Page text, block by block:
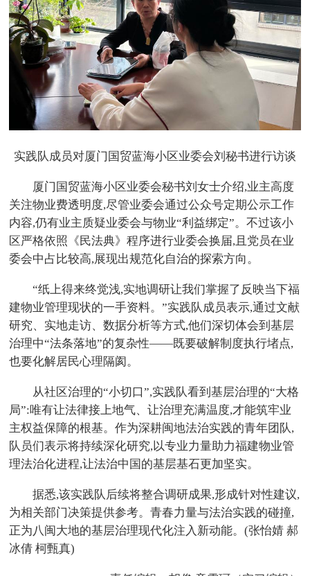
实践队成员对厦门国贸蓝海小区业委会刘秘书进行访谈
厦门国贸蓝海小区业委会秘书刘女士介绍,业主高度
关注物业费透明度,尽管业委会通过公众号定期公示工作
内容,仍有业主质疑业委会与物业“利益绑定”。不过该小
区严格依照《民法典》程序进行业委会换届,且党员在业
委会中占比较高,展现出规范化自治的探索方向。
“纸上得来终觉浅,实地调研让我们掌握了反映当下福
建物业管理现状的一手资料。”实践队成员表示,通过文献
研究、实地走访、数据分析等方式,他们深切体会到基层
治理中“法条落地”的复杂性——既要破解制度执行堵点,
也要化解居民心理隔阂。
从社区治理的“小切口”,实践队看到基层治理的“大格
局”:唯有让法律接上地气、让治理充满温度,才能筑牢业
主权益保障的根基。作为深耕闽地法治实践的青年团队,
队员们表示将持续深化研究,以专业力量助力福建物业管
理法治化进程,让法治中国的基层基石更加坚实。
据悉,该实践队后续将整合调研成果,形成针对性建议,
为相关部门决策提供参考。青春力量与法治实践的碰撞,
正为八闽大地的基层治理现代化注入新动能。(张怡婧 郝
冰倩 柯甄真)